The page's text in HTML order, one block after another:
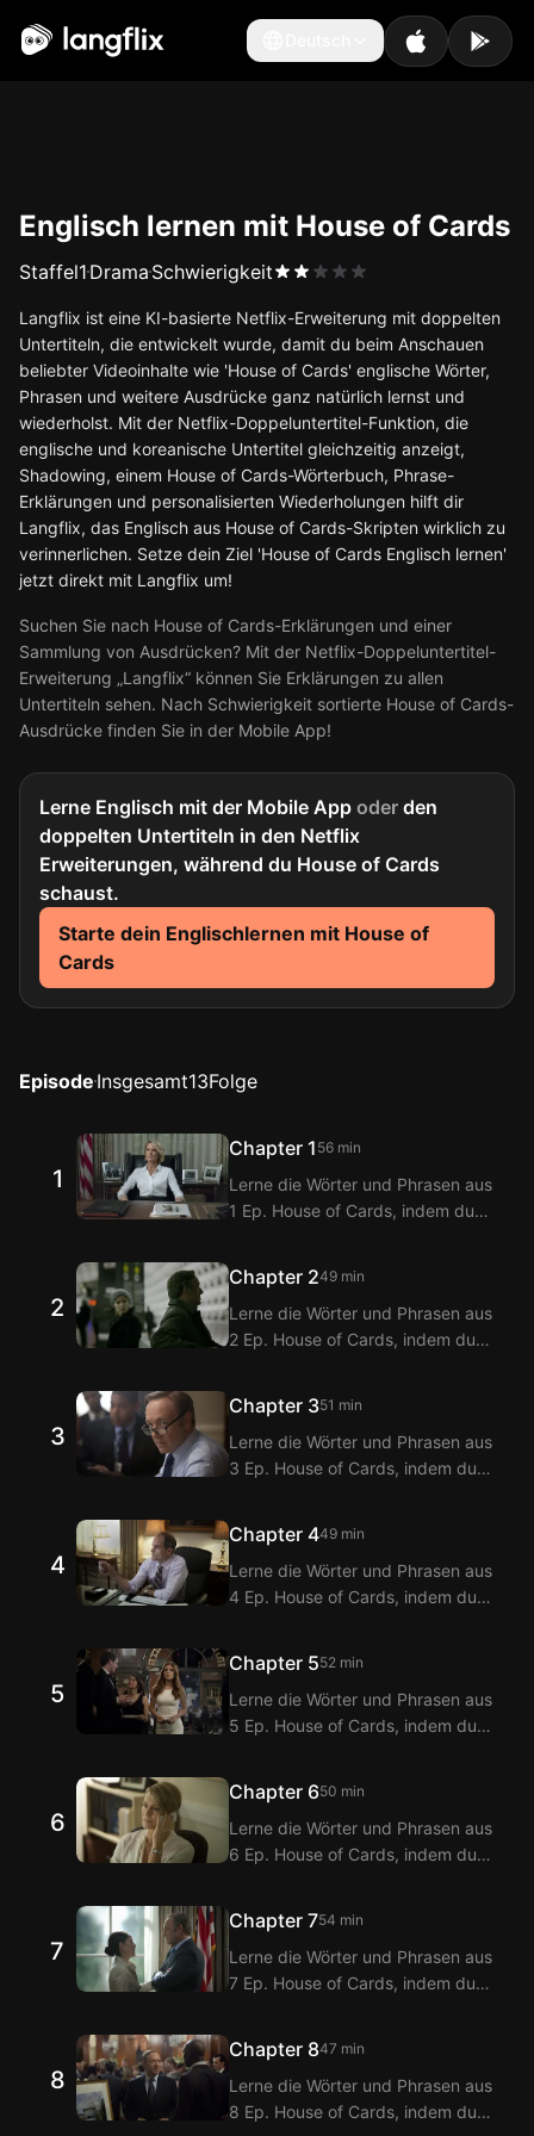
Deutsch
Englisch lernen mit House of Cards
Staffel1 Drama Schwierigkeit
Langflix ist eine KI-basierte Netflix-Erweiterung mit doppelten
Untertiteln, die entwickelt wurde, damit du beim Anschauen
beliebter Videoinhalte wie 'House of Cards' englische Wörter,
Phrasen und weitere Ausdrücke ganz natürlich lernst und
wiederholst. Mit der Netflix-Doppeluntertitel-Funktion, die
englische und koreanische Untertitel gleichzeitig anzeigt,
Shadowing, einem House of Cards-Wörterbuch, Phrase-
Erklärungen und personalisierten Wiederholungen hilft dir
Langflix, das Englisch aus House of Cards-Skripten wirklich zu
verinnerlichen. Setze dein Ziel 'House of Cards Englisch lernen'
jetzt direkt mit Langflix um!
Suchen Sie nach House of Cards-Erklärungen und einer
Sammlung von Ausdrücken? Mit der Netflix-Doppeluntertitel-
Erweiterung „Langflix“ können Sie Erklärungen zu allen
Untertiteln sehen. Nach Schwierigkeit sortierte House of Cards-
Ausdrücke finden Sie in der Mobile App!
Lerne Englisch mit der Mobile App oder den
doppelten Untertiteln in den Netflix
Erweiterungen, während du House of Cards
schaust.
Starte dein Englischlernen mit House of
Cards
Episode Insgesamt13Folge
1
Chapter 1 56 min
Lerne die Wörter und Phrasen aus
1 Ep. House of Cards, indem du
Langflix Erweiterungen ansiehst!
Mit der Doppeltitel-Funktion von
Langflix erhältst du
Ep. House of Cards.
2
Chapter 249 min
Lerne die Wörter und Phrasen aus
2 Ep. House of Cards, indem du
Langflix Erweiterungen ansiehst!
Mit der Doppeltitel-Funktion von
Langflix erhältst du
Ep. House of Cards.
3
Chapter 351 min
Lerne die Wörter und Phrasen aus
3 Ep. House of Cards, indem du
Langflix Erweiterungen ansiehst!
Mit der Doppeltitel-Funktion von
Langflix erhältst du
Ep. House of Cards.
4
Chapter 449 min
Lerne die Wörter und Phrasen aus
4 Ep. House of Cards, indem du
Langflix Erweiterungen ansiehst!
Mit der Doppeltitel-Funktion von
Langflix erhältst du
Ep. House of Cards.
5
Chapter 552 min
Lerne die Wörter und Phrasen aus
5 Ep. House of Cards, indem du
Langflix Erweiterungen ansiehst!
Mit der Doppeltitel-Funktion von
Langflix erhältst du
Ep. House of Cards.
6
Chapter 650 min
Lerne die Wörter und Phrasen aus
6 Ep. House of Cards, indem du
Langflix Erweiterungen ansiehst!
Mit der Doppeltitel-Funktion von
Langflix erhältst du
Ep. House of Cards.
7
Chapter 754 min
Lerne die Wörter und Phrasen aus
7 Ep. House of Cards, indem du
Langflix Erweiterungen ansiehst!
Mit der Doppeltitel-Funktion von
Langflix erhältst du
8
Chapter 847 min
Lerne die Wörter und Phrasen aus
8 Ep. House of Cards, indem du